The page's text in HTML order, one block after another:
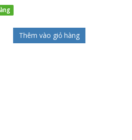
Thêm vào giỏ hàng